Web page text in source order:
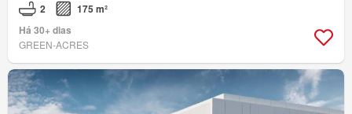
2
175 m²
Há 30+ dias
GREEN-ACRES